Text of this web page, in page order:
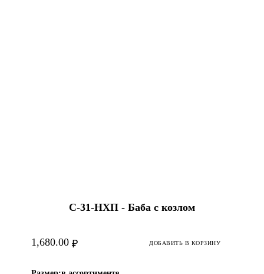
С-31-HХП - Баба с козлом
₽
1,680.00 ДОБАВИТЬ В КОРЗИНУ